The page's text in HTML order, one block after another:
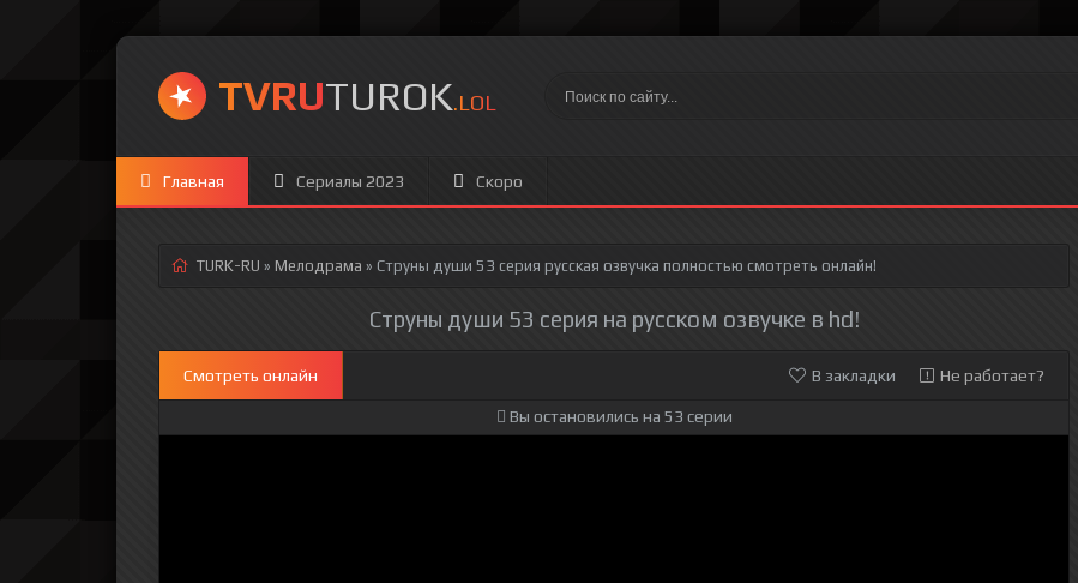
TVRUTUROK.LOL
Главная Сериалы 2023 Скоро
TURK-RU » Мелодрама » Струны души 53 серия русская озвучка полностью смотреть онлайн!
Струны души 53 серия на русском озвучке в hd!
Смотреть онлайн В закладки Не работает?
Вы остановились на 53 серии